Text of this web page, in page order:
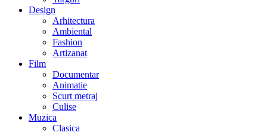
Design
Arhitectura
Ambiental
Fashion
Artizanat
Film
Documentar
Animatie
Scurt metraj
Culise
Muzica
Clasica